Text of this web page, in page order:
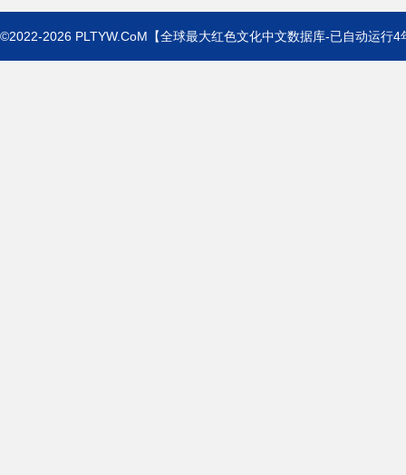
©2022-2026 PLTYW.CoM 【全球最大红色文化中文数据库-已自动运行4